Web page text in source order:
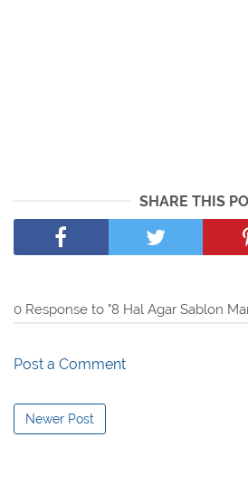
SHARE THIS
0 Response to "8 Hal Agar Sablon
Post a Comment
Newer Post